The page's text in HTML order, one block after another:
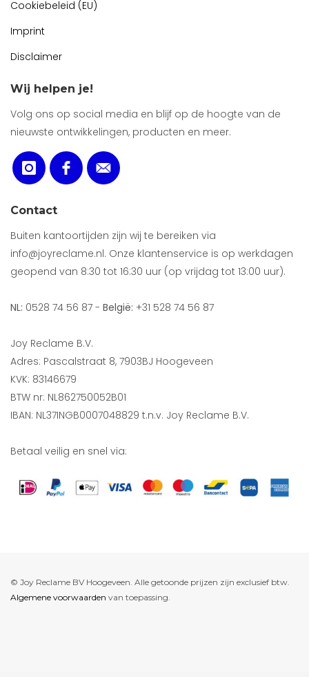
Cookiebeleid (EU)
Imprint
Disclaimer
Wij helpen je!
Volg ons op social media en blijf op de hoogte van de
nieuwste ontwikkelingen, producten en meer.
Contact
Buiten kantoortijden zijn wij te bereiken via
info@joyreclame.nl. Onze klantenservice is op werkdagen
geopend van 8:30 tot 16:30 uur (op vrijdag tot 13:00 uur).
NL: 0528 74 56 87 - België: +31 528 74 56 87
Joy Reclame B.V.
Adres: Pascalstraat 8, 7903BJ Hoogeveen
KVK: 83146679
BTW nr: NL862750052B01
IBAN: NL37INGB0007048829 t.n.v. Joy Reclame B.V.
Betaal veilig en snel via:
© Joy Reclame BV Hoogeveen. Alle getoonde prijzen zijn exclusief btw.
Algemene voorwaarden van toepassing.